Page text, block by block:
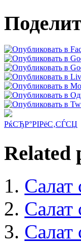
РќСЂР°РІРёС‚СЃСЏ
Related
Салат
Салат